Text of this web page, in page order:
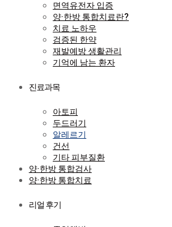
면역유전자 입증
양·한방 통합치료란?
치료 노하우
검증된 한약
재발예방 생활관리
기억에 남는 환자
진료과목
아토피
두드러기
알레르기
건선
기타 피부질환
양·한방 통합검사
양·한방 통합치료
리얼 후기